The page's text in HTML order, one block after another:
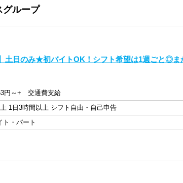
グループ
土日のみ★初バイトOK！シフト希望は1週ごと◎ま
円～+ 交通費支給
1日3時間以上 シフト自由・自己申告
ト・パート